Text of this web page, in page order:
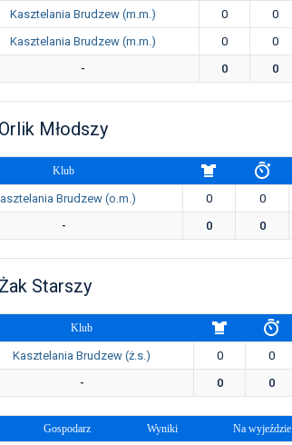
Kasztelania Brudzew (m.m.) 0 0
Kasztelania Brudzew (m.m.) 0 0
- 0 0
Młodszy
Klub
Brudzew (o.m.) 0 0
- 0 0
Starszy
Klub
Kasztelania Brudzew (ż.s.) 0 0
- 0 0
Gospodarz Wyniki Na wyjeździe